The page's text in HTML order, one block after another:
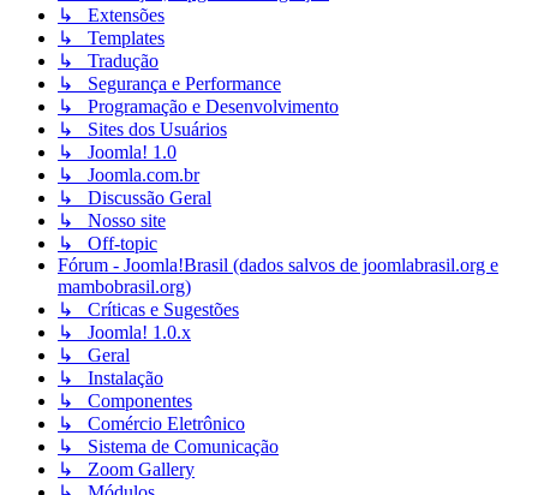
↳ Extensões
↳ Templates
↳ Tradução
↳ Segurança e Performance
↳ Programação e Desenvolvimento
↳ Sites dos Usuários
↳ Joomla! 1.0
↳ Joomla.com.br
↳ Discussão Geral
↳ Nosso site
↳ Off-topic
Fórum - Joomla!Brasil (dados salvos de joomlabrasil.org e
mambobrasil.org)
↳ Críticas e Sugestões
↳ Joomla! 1.0.x
↳ Geral
↳ Instalação
↳ Componentes
↳ Comércio Eletrônico
↳ Sistema de Comunicação
↳ Zoom Gallery